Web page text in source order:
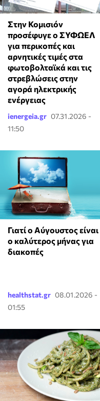
Στην Κομισιόν
προσέφυγε ο ΣΥΦΩΕΛ
για περικοπές και
αρνητικές τιμές στα
φωτοβολταϊκά και τις
στρεβλώσεις στην
αγορά ηλεκτρικής
ενέργειας
ienergeia.gr 07.31.2026 -
11:50
Γιατί ο Αύγουστος είναι
ο καλύτερος μήνας για
διακοπές
healthstat.gr 08.01.2026 -
01:55